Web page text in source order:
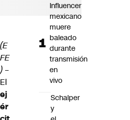
(E
FE
) –
El
ej
ér
Influencer
mexicano
muere
baleado
durante
transmisión
en
vivo
Schalper
y